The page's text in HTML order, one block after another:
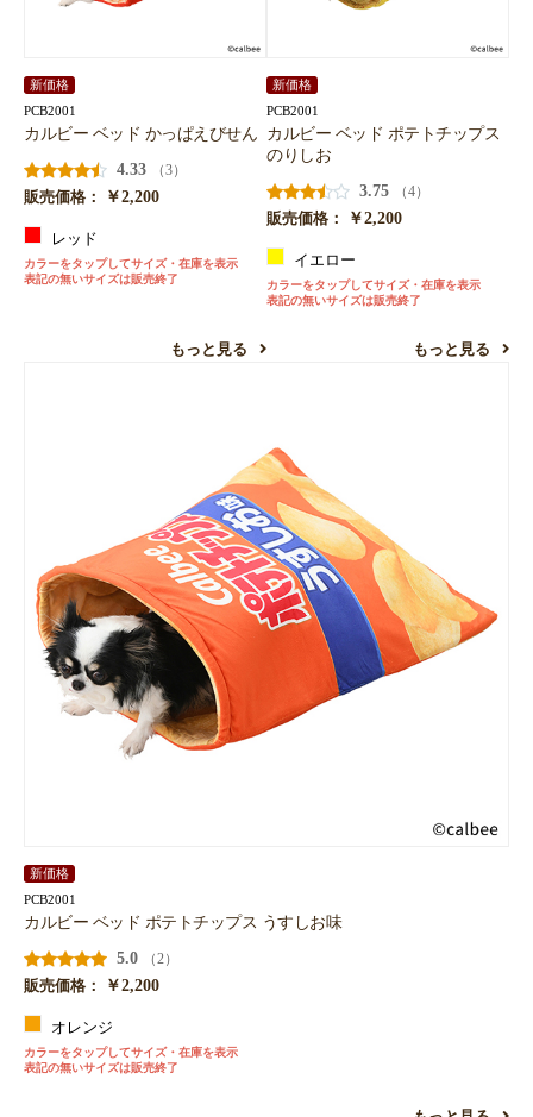
新価格
PCB2001
カルビー ベッド かっぱえびせん
4.33
（3）
販売価格：
￥2,200
レッド
カラーをタップしてサイズ・在庫を表示
表記の無いサイズは販売終了
もっと見る
新価格
PCB2001
カルビー ベッド ポテトチップス
のりしお
3.75
（4）
販売価格：
￥2,200
イエロー
カラーをタップしてサイズ・在庫を表示
表記の無いサイズは販売終了
もっと見る
新価格
PCB2001
カルビー ベッド ポテトチップス うすしお味
5.0
（2）
販売価格：
￥2,200
オレンジ
カラーをタップしてサイズ・在庫を表示
表記の無いサイズは販売終了